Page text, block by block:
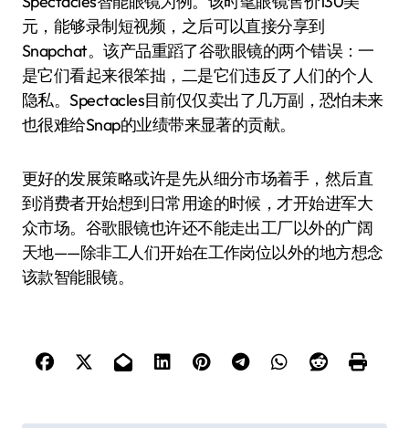
元，能够录制短视频，之后可以直接分享到
Snapchat。该产品重蹈了谷歌眼镜的两个错误：一
是它们看起来很笨拙，二是它们违反了人们的个人
隐私。Spectacles目前仅仅卖出了几万副，恐怕未来
也很难给Snap的业绩带来显著的贡献。
更好的发展策略或许是先从细分市场着手，然后直
到消费者开始想到日常用途的时候，才开始进军大
众市场。谷歌眼镜也许还不能走出工厂以外的广阔
天地——除非工人们开始在工作岗位以外的地方想念
该款智能眼镜。